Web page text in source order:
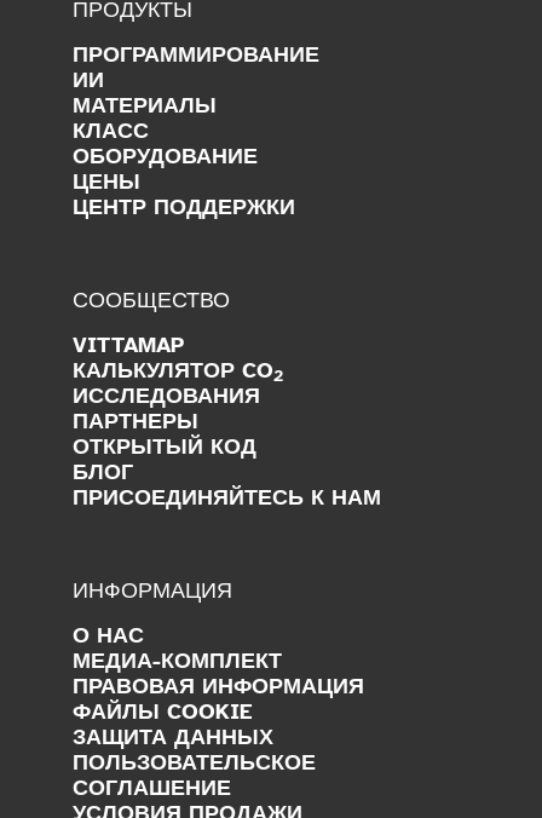
ПРОДУКТЫ
ПРОГРАММИРОВАНИЕ
ИИ
МАТЕРИАЛЫ
КЛАСС
ОБОРУДОВАНИЕ
ЦЕНЫ
ЦЕНТР ПОДДЕРЖКИ
СООБЩЕСТВО
VITTAMAP
КАЛЬКУЛЯТОР CO2
ИССЛЕДОВАНИЯ
ПАРТНЕРЫ
ОТКРЫТЫЙ КОД
БЛОГ
ПРИСОЕДИНЯЙТЕСЬ К НАМ
ИНФОРМАЦИЯ
О НАС
МЕДИА-КОМПЛЕКТ
ПРАВОВАЯ ИНФОРМАЦИЯ
ФАЙЛЫ COOKIE
ЗАЩИТА ДАННЫХ
ПОЛЬЗОВАТЕЛЬСКОЕ
СОГЛАШЕНИЕ